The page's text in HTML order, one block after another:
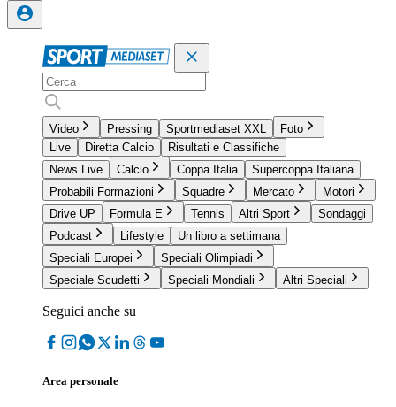
Video Pressing Sportmediaset XXL
Foto
Live
Diretta Calcio
Risultati e Classifiche
News Live
Calcio Coppa Italia
Supercoppa Italiana
Probabili Formazioni
Squadre Mercato
Motori
Drive UP
Formula E Tennis Altri Sport
Sondaggi
Podcast
Lifestyle
Un libro a settimana
Speciali Europei
Speciali Olimpiadi
Speciale Scudetti
Speciali Mondiali Altri Speciali
Seguici anche su
Area personale